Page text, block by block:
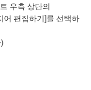
우측 상단의
어 편집하기]를 선택하